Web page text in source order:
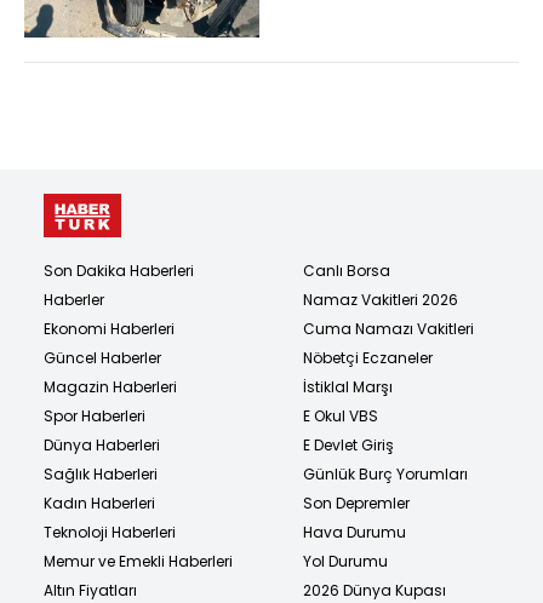
Son Dakika Haberleri
Haberler
Ekonomi Haberleri
Güncel Haberler
Magazin Haberleri
Spor Haberleri
Dünya Haberleri
Sağlık Haberleri
Kadın Haberleri
Teknoloji Haberleri
Memur ve Emekli Haberleri
Altın Fiyatları
Canlı Borsa
Namaz Vakitleri 2026
Cuma Namazı Vakitleri
Nöbetçi Eczaneler
İstiklal Marşı
E Okul VBS
E Devlet Giriş
Günlük Burç Yorumları
Son Depremler
Hava Durumu
Yol Durumu
2026 Dünya Kupası